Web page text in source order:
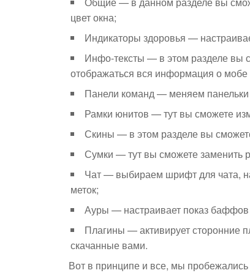
цвет окна;
Индикаторы здоровья —
Инфо-тексты — в этом разделе вы
отображаться вся информация о
Панели команд — меняем панельки
Рамки юнитов — тут вы сможете
Скины — в этом разделе вы
Сумки — тут вы сможете заменить
Чат — выбираем шрифт для чата,
меток;
Ауры — настраивает показ
Плагины — активирует сторонние
скачанные вами.
Вот в принципе и все, мы пробежались